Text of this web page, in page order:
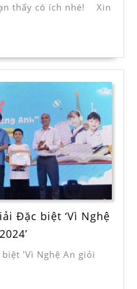
thấy có ích nhé! Xin
Đặc biệt ‘Vì Nghệ
'Vì Nghệ An giỏi